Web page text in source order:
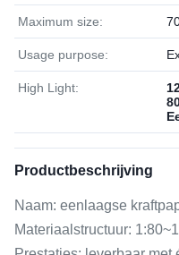
Maximum size:
Usage purpose:
High Light:
Productbeschrijving
Naam: eenlaagse
Materiaalstructuur: